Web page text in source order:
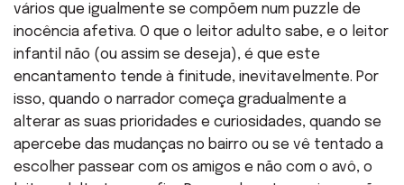
vários que igualmente se compõem num puzzle de
inocência afetiva. O que o leitor adulto sabe, e o leitor
infantil não (ou assim se deseja), é que este
encantamento tende à finitude, inevitavelmente. Por
isso, quando o narrador começa gradualmente a
alterar as suas prioridades e curiosidades, quando se
apercebe das mudanças no bairro ou se vê tentado a
escolher passear com os amigos e não com o avô, o